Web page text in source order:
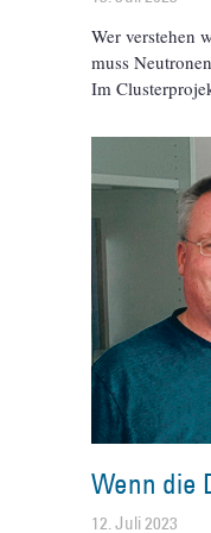
Wer verstehen
muss
Im
Wenn die
12. Juli 2023